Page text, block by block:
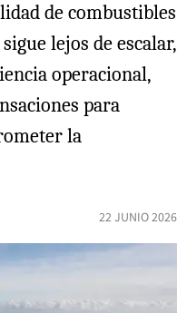
de combustibles
lejos de escalar,
operacional,
para
la
22 JUNIO 2026